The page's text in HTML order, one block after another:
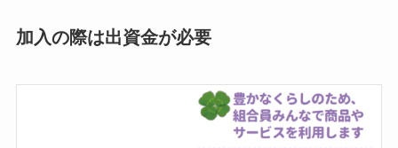
加入の際は出資金が必要